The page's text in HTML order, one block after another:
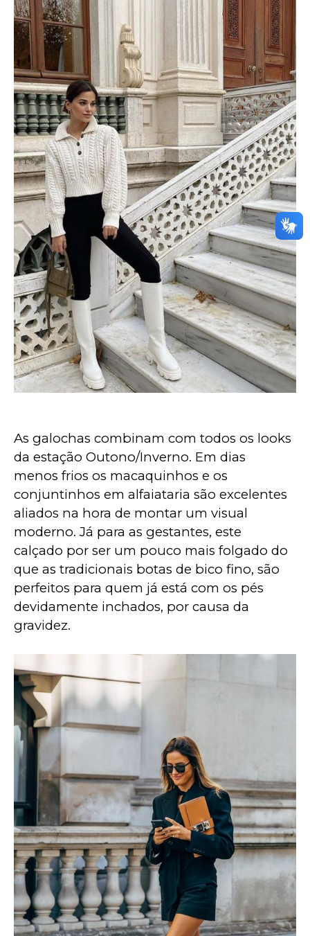
As galochas combinam com todos os looks
da estação Outono/Inverno. Em dias
menos frios os macaquinhos e os
conjuntinhos em alfaiataria são excelentes
aliados na hora de montar um visual
moderno. Já para as gestantes, este
calçado por ser um pouco mais folgado do
que as tradicionais botas de bico fino, são
perfeitos para quem já está com os pés
devidamente inchados, por causa da
gravidez.